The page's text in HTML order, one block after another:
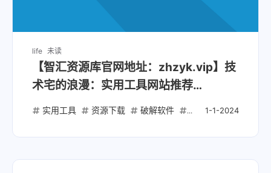
life 未读
【智汇资源库官网地址：zhzyk.vip】技
术宅的浪漫：实用工具网站推荐
（2025/01）
1-1-2024
实用工具 资源下载 破解软件 破解脚本 开源项